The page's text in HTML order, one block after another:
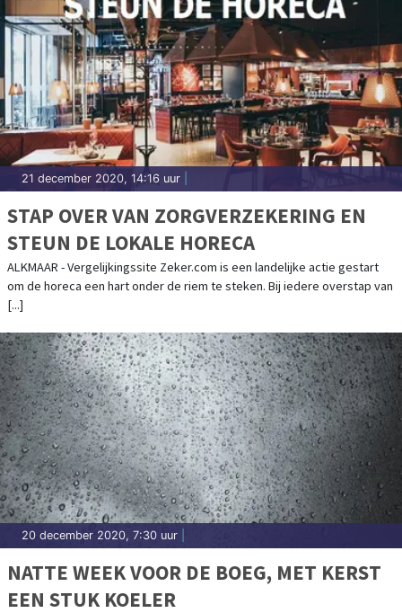
21 december 2020, 14:16 uur
STAP OVER VAN ZORGVERZEKERING EN
STEUN DE LOKALE HORECA
ALKMAAR - Vergelijkingssite Zeker.com is een landelijke actie gestart
om de horeca een hart onder de riem te steken. Bij iedere overstap van
[...]
20 december 2020, 7:30 uur
NATTE WEEK VOOR DE BOEG, MET KERST
EEN STUK KOELER